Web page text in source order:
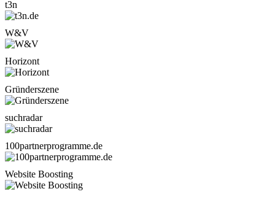
t3n
W&V
Horizont
Gründerszene
suchradar
100partnerprogramme.de
Website Boosting